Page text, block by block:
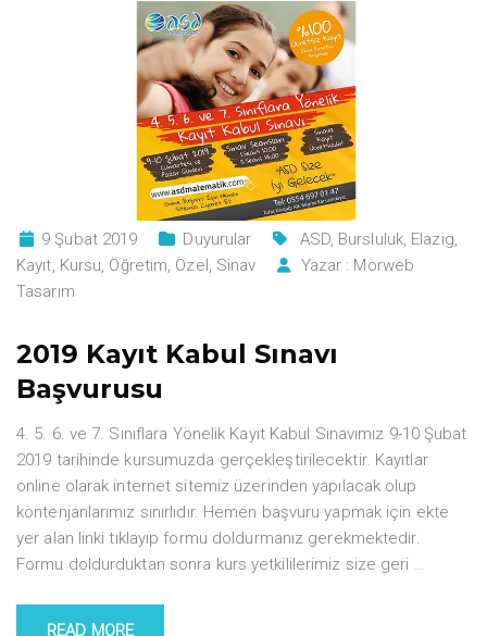
9 Şubat 2019 Duyurular ASD, Bursluluk, Elazig,
Kayıt, Kursu, Öğretim, Özel, Sinav Yazar : Morweb
Tasarım
2019 Kayıt Kabul Sınavı
Başvurusu
4. 5. 6. ve 7. Sınıflara Yönelik Kayıt Kabul Sınavımız 9-10 Şubat
2019 tarihinde kursumuzda gerçekleştirilecektir. Kayıtlar
online olarak internet sitemiz üzerinden yapılacak olup
kontenjanlarımız sınırlıdır. Hemen başvuru yapmak için ekte
yer alan linki tıklayıp formu doldurmanız gerekmektedir.
Formu doldurduktan sonra kurs yetkililerimiz size geri …
READ MORE